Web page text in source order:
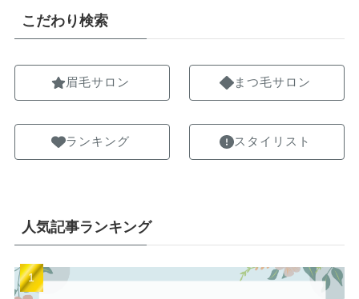
こだわり検索
眉毛サロン
ランキング
まつ毛サロン
スタイリスト
人気記事ランキング